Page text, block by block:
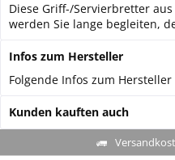
Diese Griff-/Servierbretter
werden Sie lange begleiten,
Infos zum Hersteller
Folgende Infos zum
Kunden kauften auch